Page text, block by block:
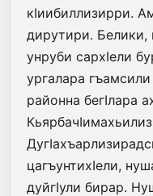
кIиибиллизирри.
дирутири.
унруби сархIели
ургалара
районна бегIлара
цагъунтихIели,
дуйгIули бирар.